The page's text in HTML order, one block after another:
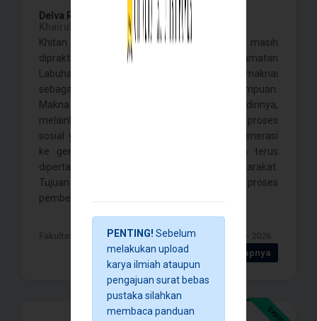
PENTING! Sebelum
melakukan upload
karya ilmiah ataupun
pengajuan surat bebas
pustaka silahkan
membaca panduan
Delva Rahmah Safitri,
Yuva Ayuning Anjar,
Khairulyadi, Fadlan Barakah,
Khitan perempuan sampai dengan saat ini masih
dipraktikkan oleh masyarakat di Kecamatan
Labuhanhaji, Kabupaten Aceh Selatan dan dimaknai
sebagai tanda keislaman seorang perempuan.
Makna tersebut tidak lahir dengan sendirinya,
melainkan dibentuk oleh masyarakat melalui proses
sosial yang diwariskan turun-temurun dari generasi
ke generasi sehingga khitanan perempuan terus
dipertahankan dalam kehidupan bermasyarakat.
Tujuan penelitian ini adalah untuk mengetahui proses
pembentukan makna khitanan se . . . .
Fakultas Ilmu Sosial dan ilmu Politik , Banda Aceh - 2026
Detail Selengkapnya